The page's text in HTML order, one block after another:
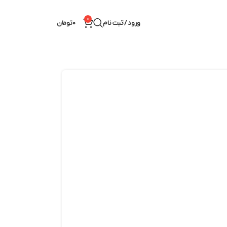
ورود / ثبت نام 0
0تومان